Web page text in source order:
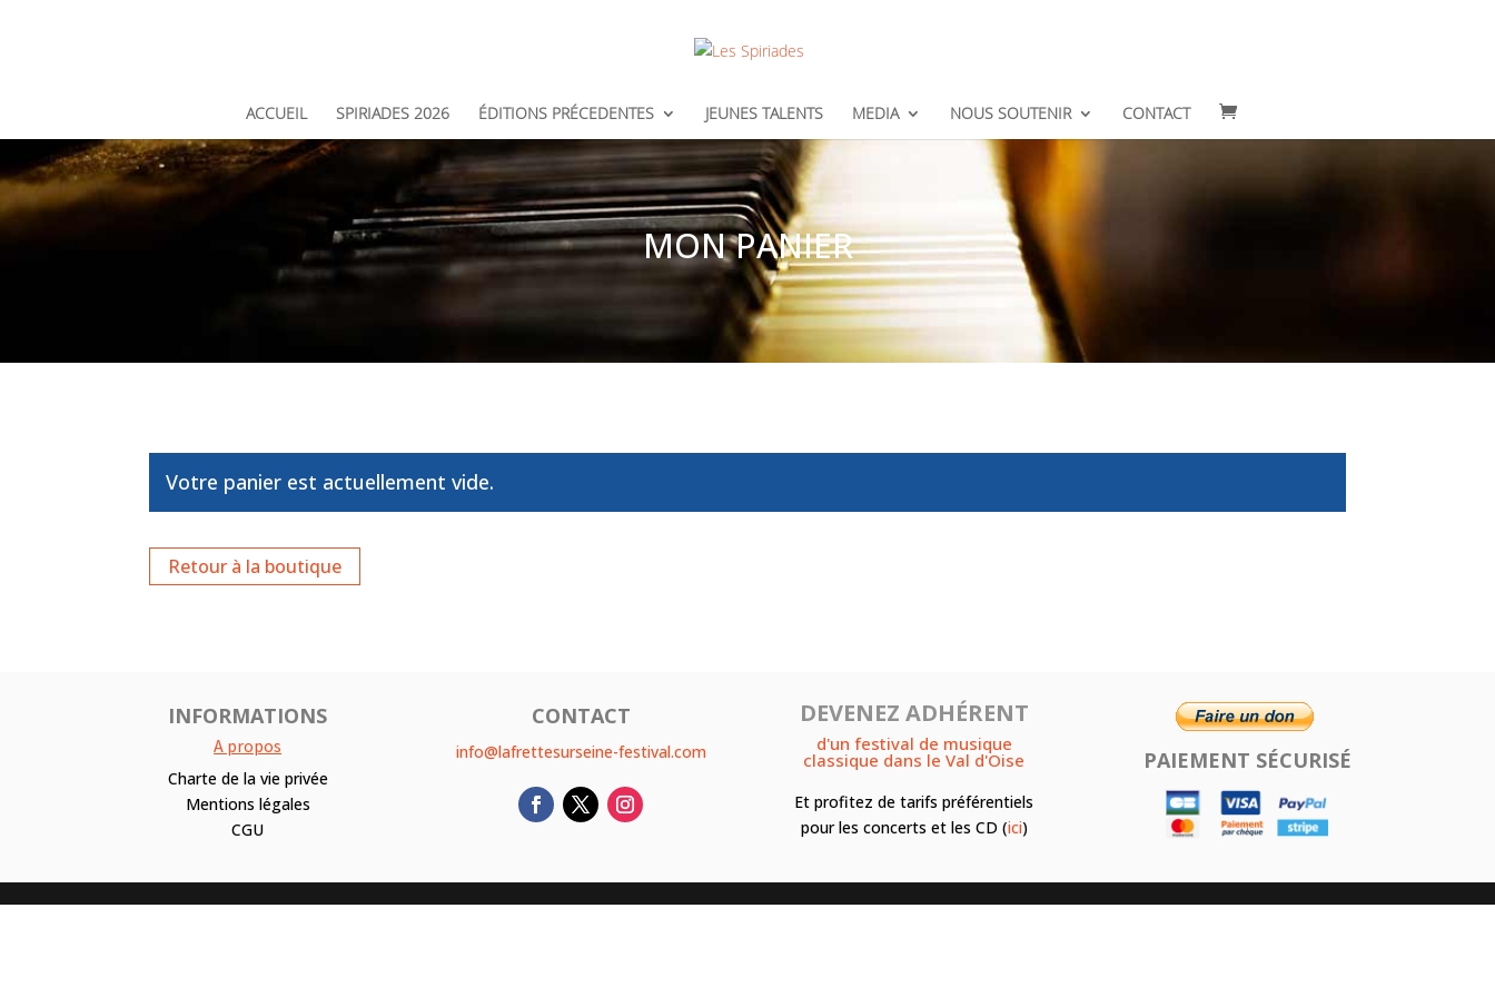
ACCUEIL SPIRIADES 2026 ÉDITIONS PRÉCEDENTES JEUNES TALENTS MEDIA NOUS SOUTENIR CONTACT
MON PANIER
Votre panier est actuellement vide.
Retour à la boutique
INFORMATIONS
A propos
Charte de la vie privée
Mentions légales
CGU
CONTACT
info@lafrettesurseine-festival.com
DEVENEZ ADHÉRENT
d'un festival de musique
classique dans le Val d'Oise
Et profitez de tarifs préférentiels
pour les concerts et les CD (ici)
PAIEMENT SÉCURISÉ